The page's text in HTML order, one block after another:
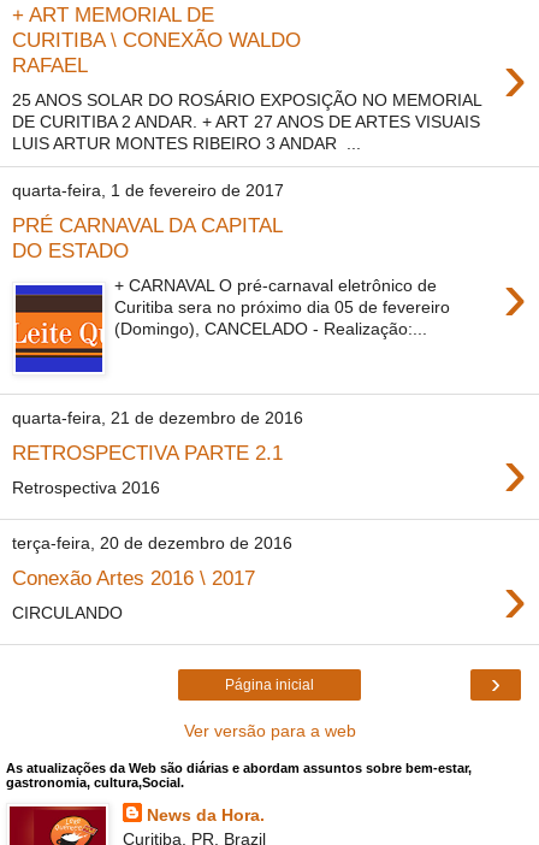
+ ART MEMORIAL DE
CURITIBA \ CONEXÃO WALDO
RAFAEL
›
25 ANOS SOLAR DO ROSÁRIO EXPOSIÇÃO NO MEMORIAL
DE CURITIBA 2 ANDAR. + ART 27 ANOS DE ARTES VISUAIS
LUIS ARTUR MONTES RIBEIRO 3 ANDAR ...
quarta-feira, 1 de fevereiro de 2017
PRÉ CARNAVAL DA CAPITAL
DO ESTADO
›
+ CARNAVAL O pré-carnaval eletrônico de
Curitiba sera no próximo dia 05 de fevereiro
(Domingo), CANCELADO - Realização:...
quarta-feira, 21 de dezembro de 2016
RETROSPECTIVA PARTE 2.1 ›
Retrospectiva 2016
terça-feira, 20 de dezembro de 2016
Conexão Artes 2016 \ 2017 ›
CIRCULANDO
›
Página inicial
Ver versão para a web
As atualizações da Web são diárias e abordam assuntos sobre bem-estar,
gastronomia, cultura,Social.
News da Hora.
Curitiba, PR, Brazil